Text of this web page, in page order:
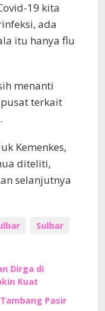
19 kita
ada
itu hanya flu
menanti
terkait
Kemenkes,
diteliti,
selanjutnya
Sulbar
Dirga di
Kuat
Pasir